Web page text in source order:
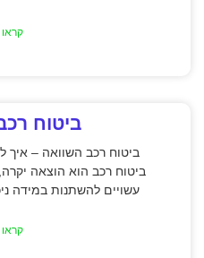
קראו
ביטוח
ביטוח רכב השוואה – איך
ביטוח רכב הוא הוצאה
עשויים להשתנות במידה
קראו